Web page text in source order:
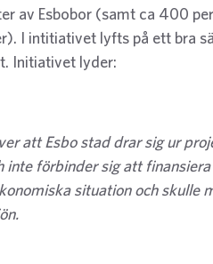
av Esbobor (samt ca 400
I intitiativet lyfts på ett bra
Initiativet lyder:
att Esbo stad drar sig ur
inte förbinder sig att
situation och skulle